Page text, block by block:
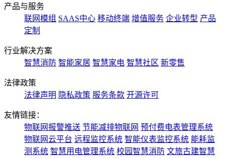
产品与服务
联网模组 SAAS中心 移动终端 增值服务 企业转型 产品
定制
行业解决方案
智慧消防 智能家居 智慧家电 智慧社区 新零售
法律政策
法律声明 隐私政策 服务条款 开源许可
友情链接：
物联网报警推送 节能减排物联网 预付费电表管理系统
物联网云平台 远程监控系统 智能仪表监控系统 能耗监
测系统 智慧用电管理系统 校园智慧消防 文旅古建智慧